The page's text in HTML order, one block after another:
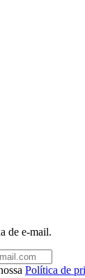
de e-mail.
Política de